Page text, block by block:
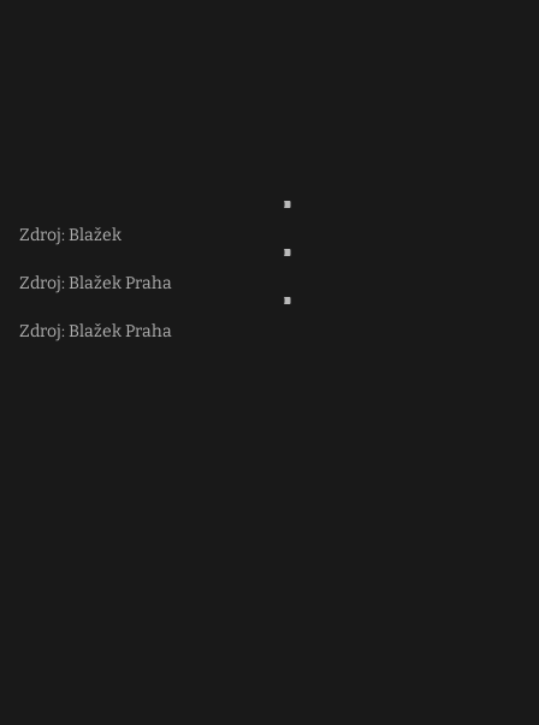
Zdroj: Blažek
Zdroj: Blažek Praha
Zdroj: Blažek Praha